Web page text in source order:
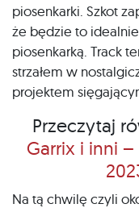
piosenkarki. Szkot
że będzie to
piosenkarką. Track
strzałem w
projektem
Przeczytaj
Garrix i inni
Na tą chwilę czyli